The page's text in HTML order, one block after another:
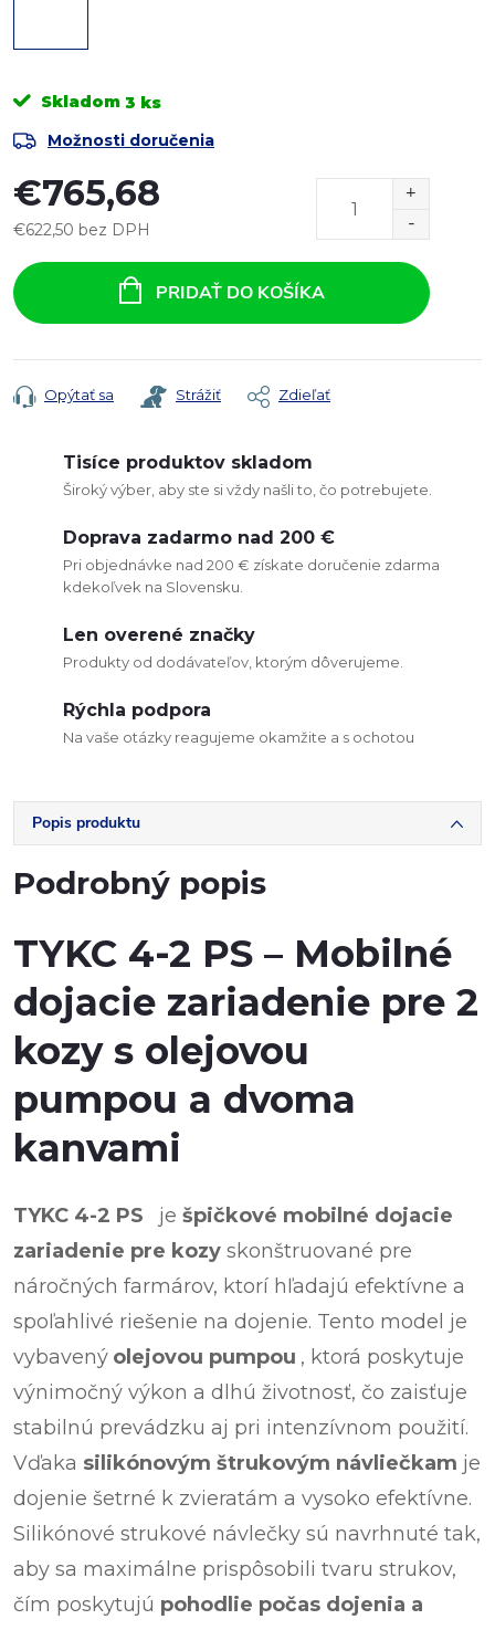
Skladom 3 ks
Možnosti doručenia
€765,68
€622,50 bez DPH
cena:
PRIDAŤ DO KOŠÍKA
Opýtať sa Strážiť Zdieľať
Tisíce produktov skladom
Široký výber, aby ste si vždy našli to, čo potrebujete.
Doprava zadarmo nad 200 €
Pri objednávke nad 200 € získate doručenie zdarma
kdekoľvek na Slovensku.
Len overené značky
Produkty od dodávateľov, ktorým dôverujeme.
Rýchla podpora
Na vaše otázky reagujeme okamžite a s ochotou
Popis produktu
Podrobný popis
TYKC 4-2 PS – Mobilné
dojacie zariadenie pre 2
kozy s olejovou
pumpou a dvoma
kanvami
TYKC 4-2 PS je špičkové mobilné dojacie
zariadenie pre kozy skonštruované pre
náročných farmárov, ktorí hľadajú efektívne a
spoľahlivé riešenie na dojenie. Tento model je
vybavený olejovou pumpou , ktorá poskytuje
výnimočný výkon a dlhú životnosť, čo zaisťuje
stabilnú prevádzku aj pri intenzívnom použití.
Vďaka silikónovým štrukovým návliečkam je
dojenie šetrné k zvieratám a vysoko efektívne.
Silikónové strukové návlečky sú navrhnuté tak,
aby sa maximálne prispôsobili tvaru strukov,
čím poskytujú pohodlie počas dojenia a